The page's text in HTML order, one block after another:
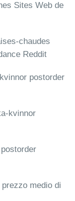
Sites Web de
chaudes
Reddit
postorder
kvinnor
medio di